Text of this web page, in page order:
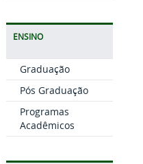
ENSINO
Graduação
Pós Graduação
Programas
Acadêmicos